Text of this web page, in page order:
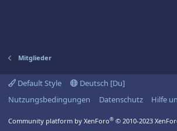
Mitglieder
Default Style
Deutsch [Du]
Nutzungsbedingungen
Datenschutz Hilfe
Community platform by XenForo® © 2010-2023